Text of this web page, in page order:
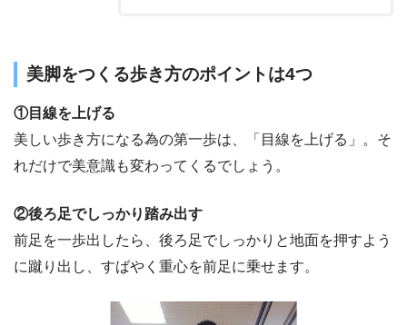
美脚をつくる歩き方のポイントは4つ
①目線を上げる
美しい歩き方になる為の第一歩は、「目線を上げる」。そ
れだけで美意識も変わってくるでしょう。
②後ろ足でしっかり踏み出す
前足を一歩出したら、後ろ足でしっかりと地面を押すよう
に蹴り出し、すばやく重心を前足に乗せます。